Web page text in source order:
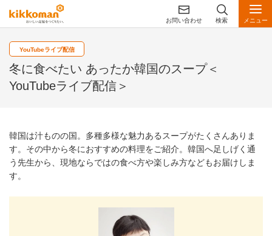
お問い合わせ 検索 メニュー
YouTubeライブ配信
冬に食べたい あったか韓国のスープ＜
YouTubeライブ配信＞
韓国は汁ものの国。多種多様な魅力あるスープがたくさんありま
す。その中から冬におすすめの料理をご紹介。韓国へ足しげく通
う先生から、現地ならではの食べ方や楽しみ方などもお届けしま
す。